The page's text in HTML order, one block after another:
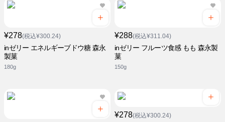
¥278(税込¥300.24)
inゼリー エネルギーブドウ糖 森永
製菓
180g
¥288(税込¥311.04)
inゼリー フルーツ食感 もも 森永製
菓
150g
¥278(税込¥300.24)